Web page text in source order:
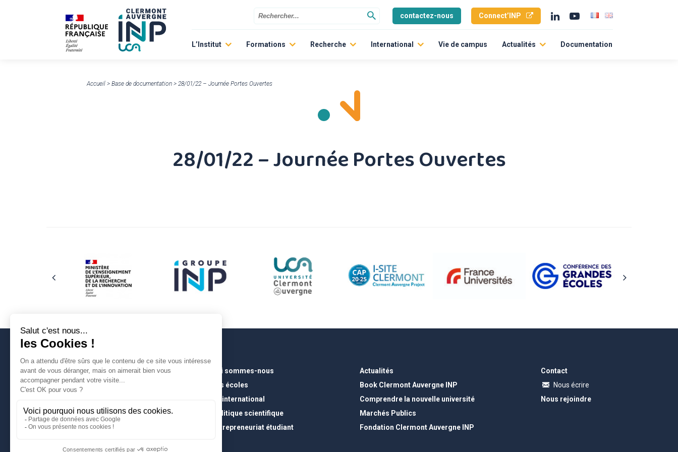
contactez-nous Connect’INP
L’Institut
Nous rejoindre
Formations
La Prépa des INP
Former les ingénieurs à la transition ECOlogique et aux MOBilités durables
Entrepreneuriat étudiant
Formation continue
Formation par apprentissage
Recherche
L’Ecole Doctorale
International Vie de campus Actualités Documentation
Accueil > Base de documentation > 28/01/22 – Journée Portes Ouvertes
28/01/22 – Journée Portes Ouvertes
Qui sommes-nous
Les écoles
À l’international
Politique scientifique
Entrepreneuriat étudiant
Actualités
Book Clermont Auvergne INP
Comprendre la nouvelle université
Marchés Publics
Fondation Clermont Auvergne INP
Contact
Nous écrire
Nous rejoindre